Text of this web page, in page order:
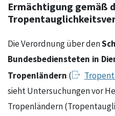
Ermächtigung gemäß
Die Verordnung über den
Bundesbediensteten in
Tropenländern (
sieht Untersuchungen vor
Tropenländern